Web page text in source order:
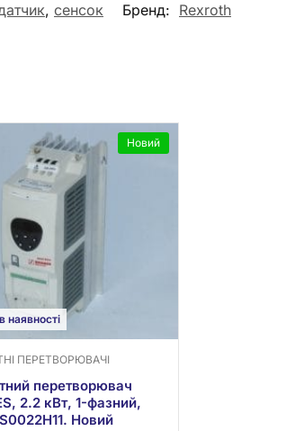
, сенсок Бренд: Rexroth
наявності
Новий
ПЕРЕТВОРЮВАЧІ
перетворювач
2.2 кВт, 1-фазний,
Новий